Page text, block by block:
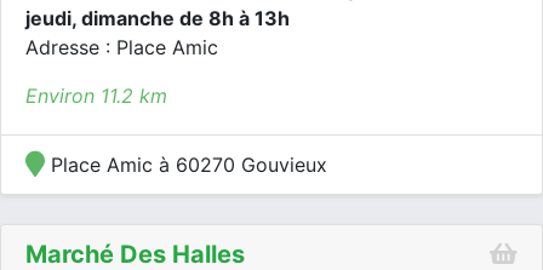
jeudi, dimanche de 8h à 13h
Adresse : Place Amic
Environ 11.2 km
Place Amic à 60270 Gouvieux
Marché Des Halles